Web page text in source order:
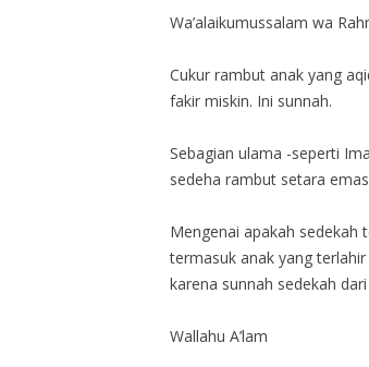
Wa’alaikumussalam wa
Cukur rambut anak yang
fakir miskin. Ini sunnah.
Sebagian ulama -seperti
sedeha rambut setara
Mengenai apakah sedekah
termasuk anak yang
karena sunnah sedekah
Wallahu A’lam